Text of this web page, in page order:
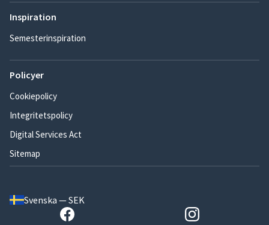
Inspiration
Semesterinspiration
Policyer
Cookiepolicy
Integritetspolicy
Digital Services Act
Sitemap
Svenska — SEK